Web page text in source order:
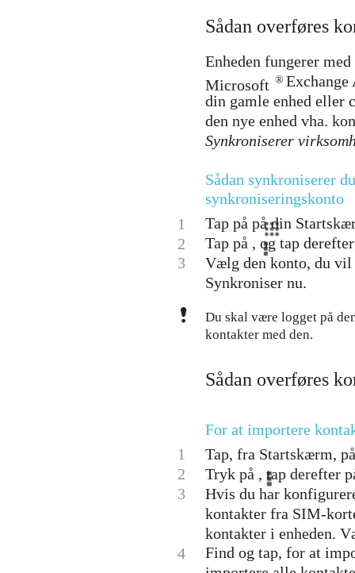
Sådan overføres
Enheden fungerer
Microsoft ® Exchange
din gamle enhed eller
den nye enhed vha.
Synkroniserer
Sådan synkroniserer
synkroniseringskonto
1
Tap på på din
2
Tap på , og tap
3
Vælg den konto, du vil
Synkroniser nu.
Du skal være logget på
kontakter med den.
Sådan overføres
For at importere
1
Tap, fra Startskærm,
2
Tryk på , tap derefter
3
Hvis du har
kontakter fra SIM-
kontakter i enheden.
4
Find og tap, for at